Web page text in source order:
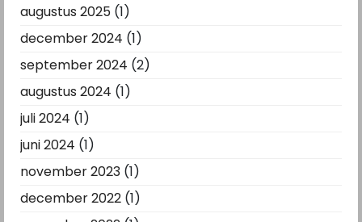
augustus 2025 (1)
december 2024 (1)
september 2024 (2)
augustus 2024 (1)
juli 2024 (1)
juni 2024 (1)
november 2023 (1)
december 2022 (1)